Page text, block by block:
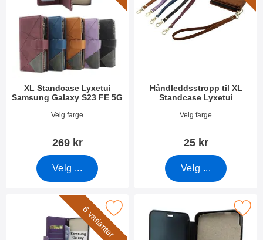
XL Standcase Lyxetui
Samsung Galaxy S23 FE 5G
Varenummer 49447
Velg farge
269 kr
Velg ...
Håndleddsstropp til XL
Standcase Lyxetui
Varenummer 50276
Velg farge
25 kr
Velg ...
6 varianter
Standcase Wallet Samsung Galaxy S23 FE 5G som favoritt
Merk smart Flip Cover Samsung